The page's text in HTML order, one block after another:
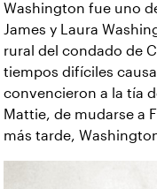
Washington fue uno
James y Laura
rural del condado de
tiempos difíciles
convencieron a la tía
Mattie, de mudarse a
más tarde,